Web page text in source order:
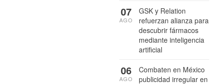
GSK y Relation
refuerzan alianza para
descubrir fármacos
mediante inteligencia
artificial
07
AGO
Combaten en México
publicidad irregular en
06
AGO